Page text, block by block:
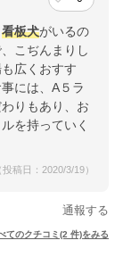
看板犬がいるの
こぢんまりし
広くおすす
には、A５ラ
りもあり、お
を持っていく
稿日：2020/3/19）
通報する
てのクチコミ(2 件)をみる